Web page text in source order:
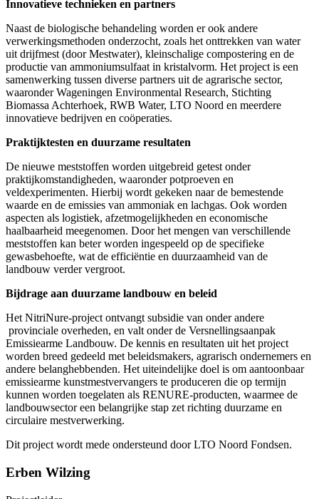
Innovatieve technieken en partners
Naast de biologische behandeling worden er ook andere
verwerkingsmethoden onderzocht, zoals het onttrekken van water
uit drijfmest (door Mestwater), kleinschalige compostering en de
productie van ammoniumsulfaat in kristalvorm. Het project is een
samenwerking tussen diverse partners uit de agrarische sector,
waaronder Wageningen Environmental Research, Stichting
Biomassa Achterhoek, RWB Water, LTO Noord en meerdere
innovatieve bedrijven en coöperaties.
Praktijktesten en duurzame resultaten
De nieuwe meststoffen worden uitgebreid getest onder
praktijkomstandigheden, waaronder potproeven en
veldexperimenten. Hierbij wordt gekeken naar de bemestende
waarde en de emissies van ammoniak en lachgas. Ook worden
aspecten als logistiek, afzetmogelijkheden en economische
haalbaarheid meegenomen. Door het mengen van verschillende
meststoffen kan beter worden ingespeeld op de specifieke
gewasbehoefte, wat de efficiëntie en duurzaamheid van de
landbouw verder vergroot.
Bijdrage aan duurzame landbouw en beleid
Het NitriNure-project ontvangt subsidie van onder andere
provinciale overheden, en valt onder de Versnellingsaanpak
Emissiearme Landbouw. De kennis en resultaten uit het project
worden breed gedeeld met beleidsmakers, agrarisch ondernemers en
andere belanghebbenden. Het uiteindelijke doel is om aantoonbaar
emissiearme kunstmestvervangers te produceren die op termijn
kunnen worden toegelaten als RENURE-producten, waarmee de
landbouwsector een belangrijke stap zet richting duurzame en
circulaire mestverwerking.
Dit project wordt mede ondersteund door LTO Noord Fondsen.
Erben Wilzing